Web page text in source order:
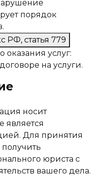
порядок
РФ, статья 779
оказания услуг:
на услуги.
носит
является
Для принятия
юриста с
вашего дела.